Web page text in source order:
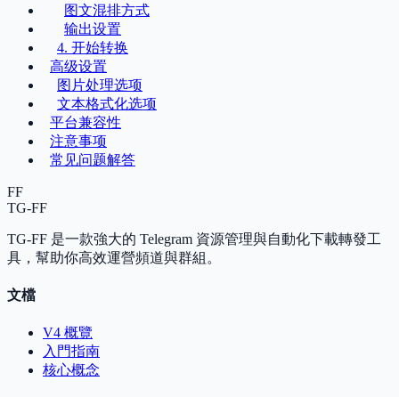
图文混排方式
输出设置
4. 开始转换
高级设置
图片处理选项
文本格式化选项
平台兼容性
注意事项
常见问题解答
FF
TG-FF
TG-FF 是一款強大的 Telegram 資源管理與自動化下載轉發工
具，幫助你高效運營頻道與群組。
文檔
V4 概覽
入門指南
核心概念